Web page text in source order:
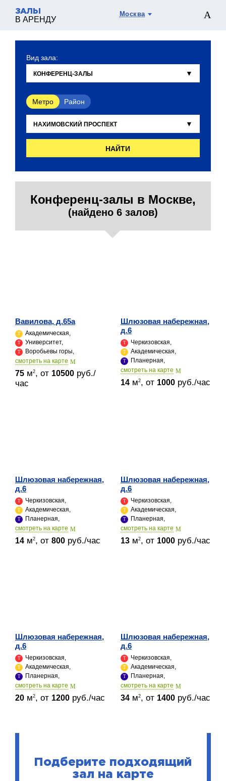
ЗАЛЫ
В АРЕНДУ
Москва
Вид зала:
Метро Район
НАЙТИ
Конференц-залы в Москве,
(найдено 6 залов)
Вавилова, д.65а
Академическая,
Университет,
Воробьевы горы,
cмотреть на карте
75 м2, от 10500 руб./
час
Шлюзовая набережная,
д.6
Черкизовская,
Академическая,
Планерная,
cмотреть на карте
14 м2, от 1000 руб./час
Шлюзовая набережная,
д.6
Черкизовская,
Академическая,
Планерная,
cмотреть на карте
14 м2, от 800 руб./час
Шлюзовая набережная,
д.6
Черкизовская,
Академическая,
Планерная,
cмотреть на карте
13 м2, от 1000 руб./час
Шлюзовая набережная,
д.6
Черкизовская,
Академическая,
Планерная,
cмотреть на карте
20 м2, от 1200 руб./час
Шлюзовая набережная,
д.6
Черкизовская,
Академическая,
Планерная,
cмотреть на карте
34 м2, от 1400 руб./час
Подберите подходящий
зал на карте